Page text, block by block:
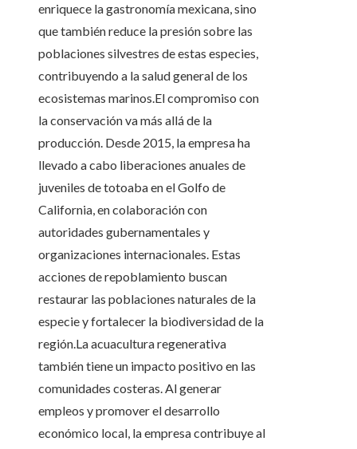
enriquece la gastronomía mexicana, sino
que también reduce la presión sobre las
poblaciones silvestres de estas especies,
contribuyendo a la salud general de los
ecosistemas marinos.El compromiso con
la conservación va más allá de la
producción. Desde 2015, la empresa ha
llevado a cabo liberaciones anuales de
juveniles de totoaba en el Golfo de
California, en colaboración con
autoridades gubernamentales y
organizaciones internacionales. Estas
acciones de repoblamiento buscan
restaurar las poblaciones naturales de la
especie y fortalecer la biodiversidad de la
región.La acuacultura regenerativa
también tiene un impacto positivo en las
comunidades costeras. Al generar
empleos y promover el desarrollo
económico local, la empresa contribuye al